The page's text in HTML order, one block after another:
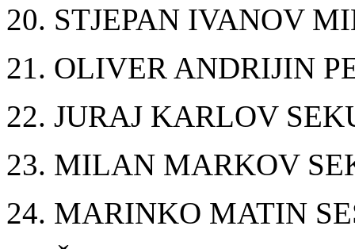
20. STJEPAN IVANOV
21. OLIVER ANDRIJIN
22. JURAJ KARLOV
23. MILAN MARKOV
24. MARINKO MATIN